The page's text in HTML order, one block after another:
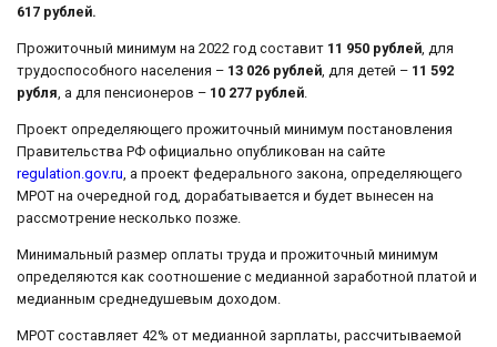
617 рублей.
Прожиточный минимум на 2022 год составит 11 950 рублей, для
трудоспособного населения – 13 026 рублей, для детей – 11 592
рубля, а для пенсионеров – 10 277 рублей.
Проект определяющего прожиточный минимум постановления
Правительства РФ официально опубликован на сайте
regulation.gov.ru, а проект федерального закона, определяющего
МРОТ на очередной год, дорабатывается и будет вынесен на
рассмотрение несколько позже.
Минимальный размер оплаты труда и прожиточный минимум
определяются как соотношение с медианной заработной платой и
медианным среднедушевым доходом.
МРОТ составляет 42% от медианной зарплаты, рассчитываемой